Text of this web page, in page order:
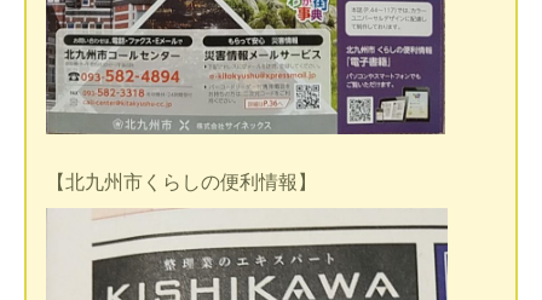
【北九州市くらしの便利情報】